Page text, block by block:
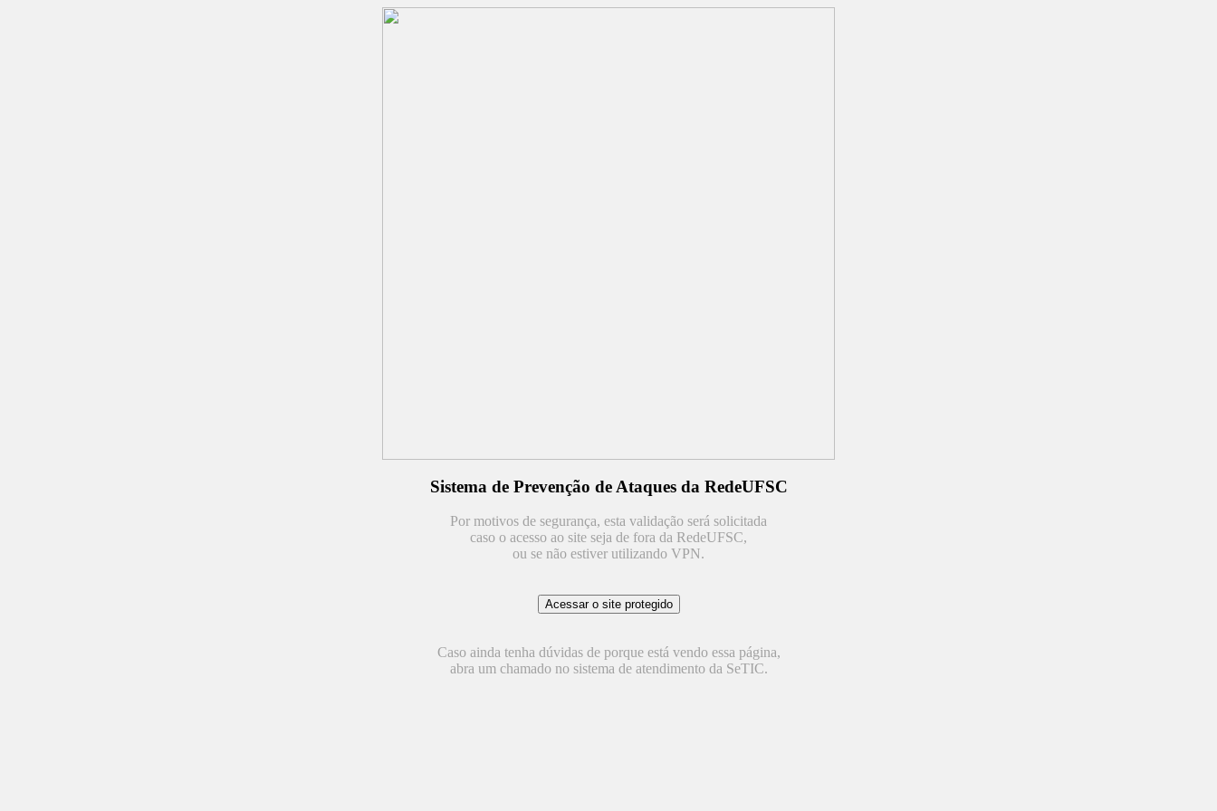
Sistema de Prevenção de Ataques da RedeUFSC
Por motivos de segurança, esta validação será solicitada
caso o acesso ao site seja de fora da RedeUFSC,
ou se não estiver utilizando VPN.
Caso ainda tenha dúvidas de porque está vendo essa página,
abra um chamado no sistema de atendimento da SeTIC.